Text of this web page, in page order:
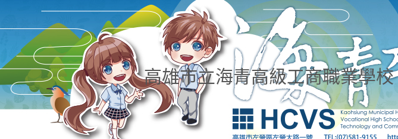
高雄市立海青高級工商職業學校